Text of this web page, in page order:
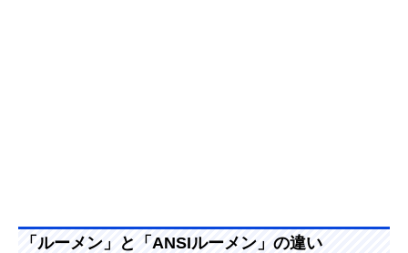
「ルーメン」と「ANSIルーメン」の違い